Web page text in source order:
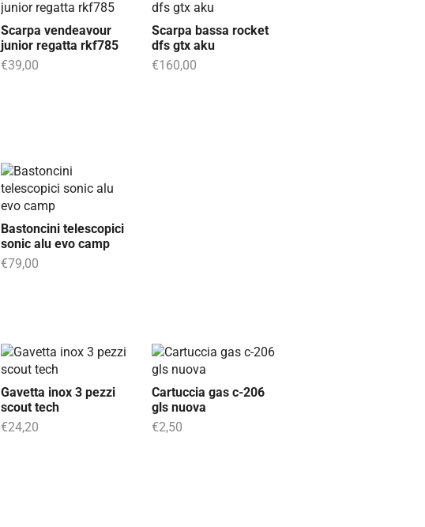
Scarpa vendeavour
junior regatta rkf785
€39,00
Scarpa bassa rocket
dfs gtx aku
€160,00
Bastoncini telescopici
sonic alu evo camp
€79,00
Gavetta inox 3 pezzi
scout tech
€24,20
Cartuccia gas c-206
gls nuova
€2,50